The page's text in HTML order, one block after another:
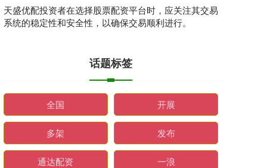
天盛优配投资者在选择股票配资平台时，应关注其交易
系统的稳定性和安全性，以确保交易顺利进行。
话题标签
全国 开展
多架 发布
通达配资 一浪